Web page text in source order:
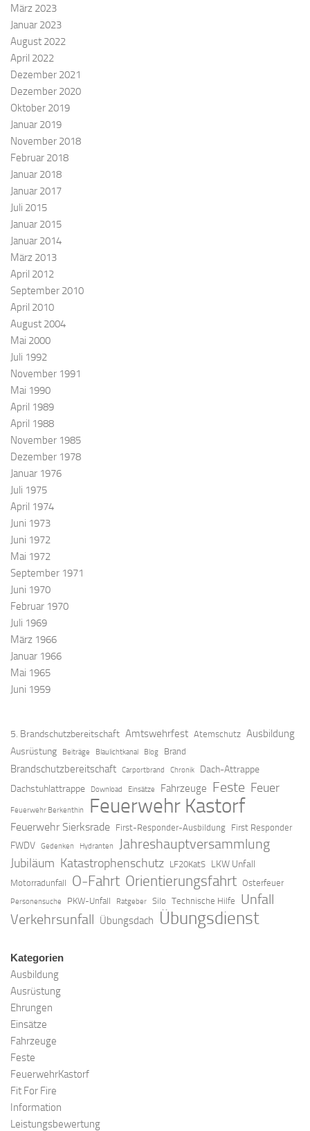
März 2023
Januar 2023
August 2022
April 2022
Dezember 2021
Dezember 2020
Oktober 2019
Januar 2019
November 2018
Februar 2018
Januar 2018
Januar 2017
Juli 2015
Januar 2015
Januar 2014
März 2013
April 2012
September 2010
April 2010
August 2004
Mai 2000
Juli 1992
November 1991
Mai 1990
April 1989
April 1988
November 1985
Dezember 1978
Januar 1976
Juli 1975
April 1974
Juni 1973
Juni 1972
Mai 1972
September 1971
Juni 1970
Februar 1970
Juli 1969
März 1966
Januar 1966
Mai 1965
Juni 1959
5. Brandschutzbereitschaft Amtswehrfest Atemschutz Ausbildung
Ausrüstung Beiträge Blaulichtkanal Blog Brand
Brandschutzbereitschaft Carportbrand Chronik
Dach-Attrappe
Dachstuhlattrappe
Download Einsätze Fahrzeuge Feste Feuer
Feuerwehr Berkenthin Feuerwehr Kastorf
Feuerwehr Sierksrade First-Responder-Ausbildung First Responder
FWDV Gedenken Hydranten Jahreshauptversammlung
Jubiläum Katastrophenschutz LF20KatS LKW Unfall
Motorradunfall O-Fahrt Orientierungsfahrt Osterfeuer
Personensuche PKW-Unfall Ratgeber Silo Technische Hilfe Unfall
Verkehrsunfall Übungsdach Übungsdienst
Kategorien
Ausbildung
Ausrüstung
Ehrungen
Einsätze
Fahrzeuge
Feste
FeuerwehrKastorf
Fit For Fire
Information
Leistungsbewertung